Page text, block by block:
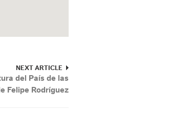
NEXT ARTICLE
del País de las
Felipe Rodríguez